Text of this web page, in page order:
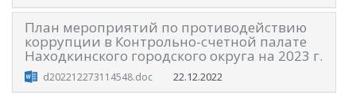
План мероприятий по противодействию
коррупции в Контрольно-счетной палате
Находкинского городского округа на 2023 г.
d202212273114548.doc 22.12.2022